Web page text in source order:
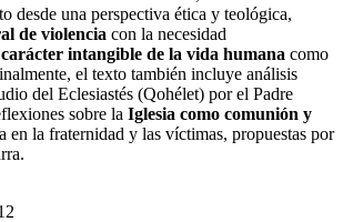
desde una perspectiva ética y teológica,
de violencia con la necesidad
intangible de la vida humana como
el texto también incluye análisis
del Eclesiastés (Qohélet) por el Padre
sobre la Iglesia como comunión y
en la fraternidad y las víctimas, propuestas por